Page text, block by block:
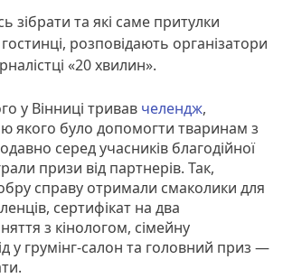
зібрати та які саме притулки
розповідають організатори
«20 хвилин».
у Вінниці тривав челендж,
якого було допомогти тваринам з
серед учасників благодійної
призи від партнерів. Так,
справу отримали смаколики для
сертифікат на два
з кінологом, сімейну
у грумінг-салон та головний приз —